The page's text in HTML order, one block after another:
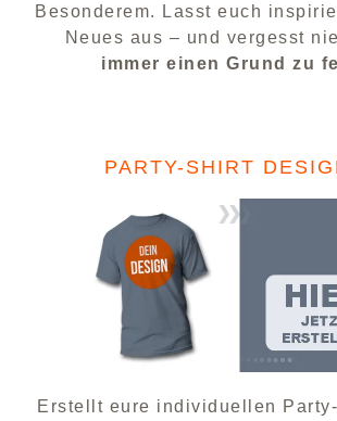
Besonderem. Lasst euch
Neues aus – und vergesst
immer einen Grund zu
PARTY-SHIRT
Erstellt eure individuellen